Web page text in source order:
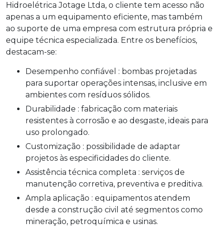
Hidroelétrica Jotage Ltda, o cliente tem acesso não
apenas a um equipamento eficiente, mas também
ao suporte de uma empresa com estrutura própria e
equipe técnica especializada. Entre os benefícios,
destacam-se:
Desempenho confiável : bombas projetadas
para suportar operações intensas, inclusive em
ambientes com resíduos sólidos.
Durabilidade : fabricação com materiais
resistentes à corrosão e ao desgaste, ideais para
uso prolongado.
Customização : possibilidade de adaptar
projetos às especificidades do cliente.
Assistência técnica completa : serviços de
manutenção corretiva, preventiva e preditiva.
Ampla aplicação : equipamentos atendem
desde a construção civil até segmentos como
mineração, petroquímica e usinas.